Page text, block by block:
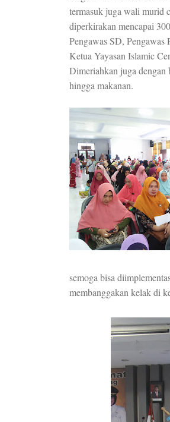
termasuk juga wali murid
diperkirakan mencapai
Pengawas SD,
Ketua Yayasan Islamic
Dimeriahkan juga dengan
hingga makanan.
semoga bisa
membanggakan kelak di